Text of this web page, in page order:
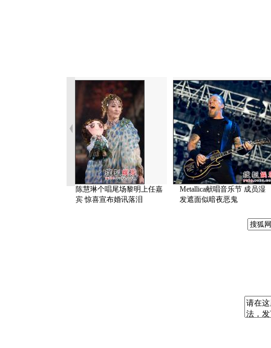
陈慧琳个唱尾场黎明上任嘉
宾 惊喜宣布婚讯落泪
Metallica献唱音乐节 成员湿
发遮面似暗夜恶鬼